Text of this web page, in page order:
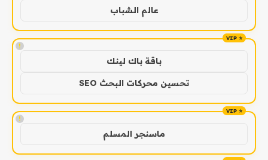
عالم الشباب
!
باقة باك لينك
تحسين محركات البحث SEO
!
ماسنجر المسلم